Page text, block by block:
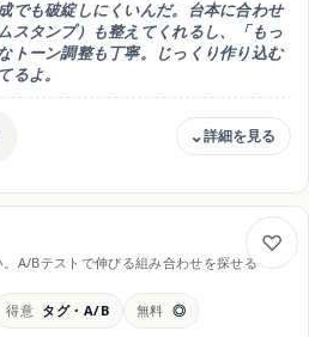
/ Google AI Pro 月2,900円（税込）
でも破綻しにくいんだ。台本に合わせ
スタンプ）も整えてくれるし、「もっ
トーン調整も丁寧。じっくり作り込む
よ。
る
ョン
A/Bテストで伸びる組み合わせを探せる
得意 タグ・A/B 無料 ◎